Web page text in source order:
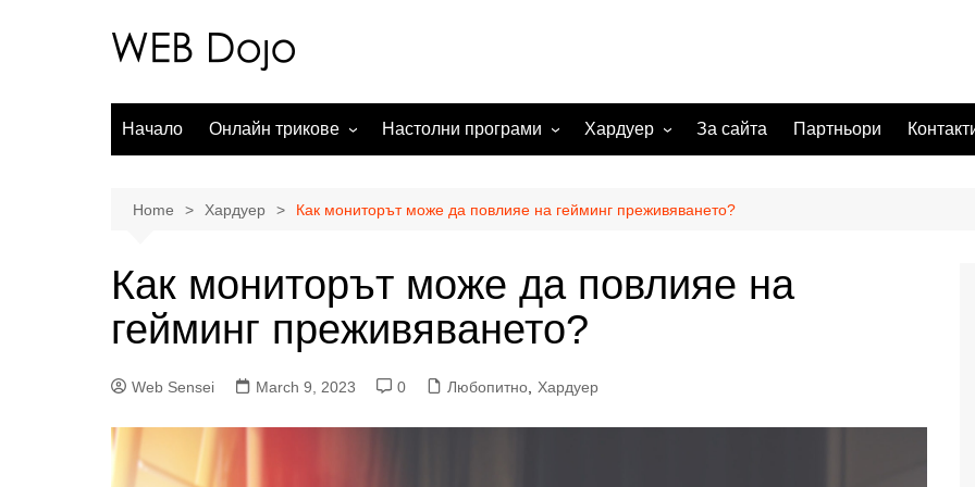
Начало Онлайн трикове
Социални мрежи
Електронна търговия
WordPress
Онлайн карти
Видео услуги
Мобилни приложения
Настолни програми
Офис пакети
Аудио приложения
Хардуер
Мрежи
За сайта Партньори
Home Хардуер Как мониторът може да повлияе на гейминг преживяването?
Как мониторът може да повлияе на
гейминг преживяването?
Web Sensei March 9, 2023 0 Любопитно Хардуер